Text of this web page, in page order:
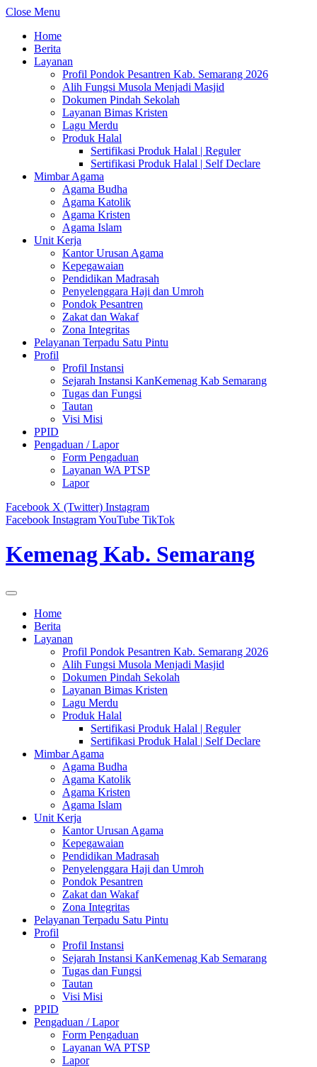
Close Menu
Home
Berita
Layanan
Profil Pondok Pesantren Kab. Semarang 2026
Alih Fungsi Musola Menjadi Masjid
Dokumen Pindah Sekolah
Layanan Bimas Kristen
Lagu Merdu
Produk Halal
Sertifikasi Produk Halal | Reguler
Sertifikasi Produk Halal | Self Declare
Mimbar Agama
Agama Budha
Agama Katolik
Agama Kristen
Agama Islam
Unit Kerja
Kantor Urusan Agama
Kepegawaian
Pendidikan Madrasah
Penyelenggara Haji dan Umroh
Pondok Pesantren
Zakat dan Wakaf
Zona Integritas
Pelayanan Terpadu Satu Pintu
Profil
Profil Instansi
Sejarah Instansi KanKemenag Kab Semarang
Tugas dan Fungsi
Tautan
Visi Misi
PPID
Pengaduan / Lapor
Form Pengaduan
Layanan WA PTSP
Lapor
Facebook X (Twitter) Instagram
Facebook InstagramYouTube TikTok
Kemenag Kab. Semarang
Home
Berita
Layanan
Profil Pondok Pesantren Kab. Semarang 2026
Alih Fungsi Musola Menjadi Masjid
Dokumen Pindah Sekolah
Layanan Bimas Kristen
Lagu Merdu
Produk Halal
Sertifikasi Produk Halal | Reguler
Sertifikasi Produk Halal | Self Declare
Mimbar Agama
Agama Budha
Agama Katolik
Agama Kristen
Agama Islam
Unit Kerja
Kantor Urusan Agama
Kepegawaian
Pendidikan Madrasah
Penyelenggara Haji dan Umroh
Pondok Pesantren
Zakat dan Wakaf
Zona Integritas
Pelayanan Terpadu Satu Pintu
Profil
Profil Instansi
Sejarah Instansi KanKemenag Kab Semarang
Tugas dan Fungsi
Tautan
Visi Misi
PPID
Pengaduan / Lapor
Form Pengaduan
Layanan WA PTSP
Lapor